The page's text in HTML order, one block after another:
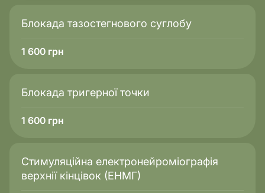
Блокада тазостегнового суглобу
1 600 грн
Блокада тригерної точки
1 600 грн
Стимуляційна електронейроміографія
верхнії кінцівок (ЕНМГ)